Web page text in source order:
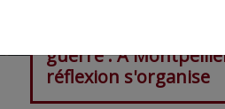
guerre : À
réflexion s'organise